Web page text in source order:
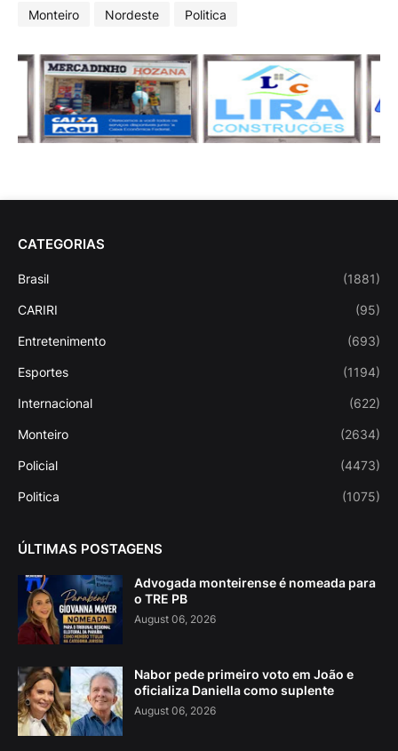
Monteiro Nordeste Politica
CATEGORIAS
Brasil (1881)
CARIRI (95)
Entretenimento (693)
Esportes (1194)
Internacional (622)
Monteiro (2634)
Policial (4473)
Politica (1075)
ÚLTIMAS POSTAGENS
Advogada monteirense é nomeada para
o TRE PB
August 06, 2026
Nabor pede primeiro voto em João e
oficializa Daniella como suplente
August 06, 2026